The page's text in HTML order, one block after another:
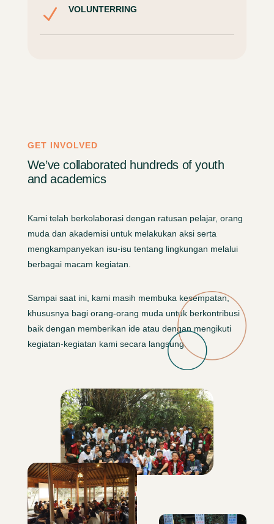
N VOLUNTERRING
GET INVOLVED
We’ve collaborated hundreds of youth
and academics
Kami telah berkolaborasi dengan ratusan pelajar, orang
muda dan akademisi untuk melakukan aksi serta
mengkampanyekan isu-isu tentang lingkungan melalui
berbagai macam kegiatan.
Sampai saat ini, kami masih membuka kesempatan,
khususnya bagi orang-orang muda untuk berkontribusi
baik dengan memberikan ide atau dengan mengikuti
kegiatan-kegiatan kami secara langsung.